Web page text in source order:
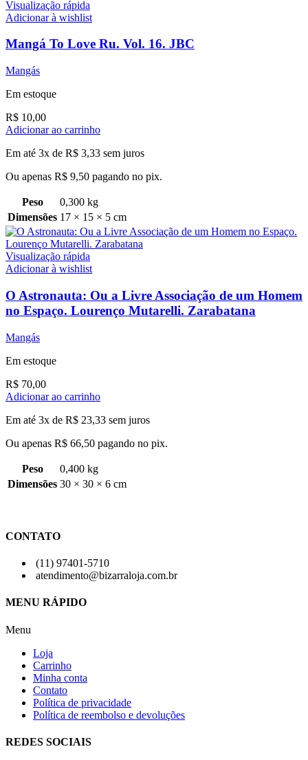
Visualização rápida
Adicionar à wishlist
Mangá To Love Ru. Vol. 16. JBC
Mangás
Em estoque
R$ 10,00
Adicionar ao carrinho
Em até 3x de R$ 3,33 sem juros
Ou apenas R$ 9,50 pagando no pix.
Peso
0,300 kg
Dimensões 17 × 15 × 5 cm
Visualização rápida
Adicionar à wishlist
O Astronauta: Ou a Livre Associação de um Homem
no Espaço. Lourenço Mutarelli. Zarabatana
Mangás
Em estoque
R$ 70,00
Adicionar ao carrinho
Em até 3x de R$ 23,33 sem juros
Ou apenas R$ 66,50 pagando no pix.
Peso
0,400 kg
Dimensões 30 × 30 × 6 cm
CONTATO
(11) 97401-5710
atendimento@bizarraloja.com.br
MENU RÁPIDO
Menu
Loja
Carrinho
Minha conta
Contato
Política de privacidade
Política de reembolso e devoluções
REDES SOCIAIS